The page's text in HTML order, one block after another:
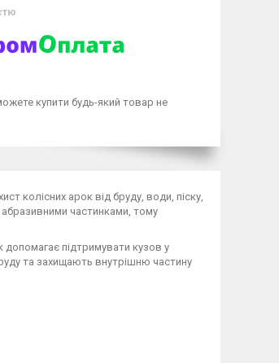
купити будь-який товар не
колісних арок від бруду, води, піску,
абразивними частинками, тому
допомагає підтримувати кузов у
та захищають внутрішню частину